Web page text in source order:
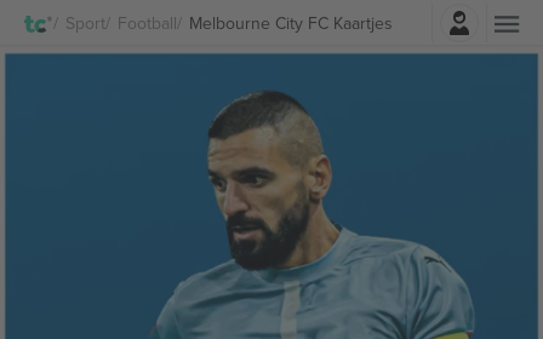
Sport Football Melbourne City FC Kaartjes
Log in